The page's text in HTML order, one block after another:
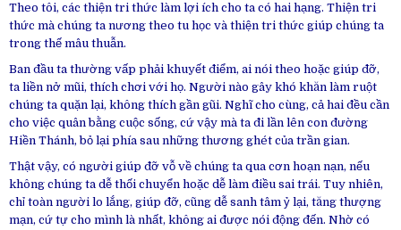
Theo tôi, các thiện tri thức làm lợi ích cho ta có hai hạng. Thiện tri
thức mà chúng ta nương theo tu học và thiện tri thức giúp chúng ta
trong thế mâu thuẫn.
Ban đầu ta thường vấp phải khuyết điểm, ai nói theo hoặc giúp đỡ,
ta liền nở mũi, thích chơi với họ. Người nào gây khó khăn làm ruột
chúng ta quặn lại, không thích gần gũi. Nghĩ cho cùng, cả hai đều cần
cho việc quân bằng cuộc sống, cứ vậy mà ta đi lần lên con đường
Hiền Thánh, bỏ lại phía sau những thương ghét của trần gian.
Thật vậy, có người giúp đỡ vỗ về chúng ta qua cơn hoạn nạn, nếu
không chúng ta dễ thối chuyển hoặc dễ làm điều sai trái. Tuy nhiên,
chỉ toàn người lo lắng, giúp đỡ, cũng dễ sanh tâm ỷ lại, tăng thượng
mạn, cứ tự cho mình là nhất, không ai được nói động đến. Nhờ có